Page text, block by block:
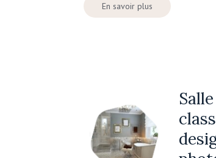
En savoir plus